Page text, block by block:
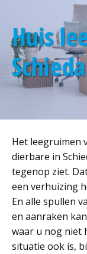
Huis
Het leegruimen
dierbare in
tegenop ziet.
een verhuizing
En alle spullen
en aanraken
waar u nog niet
situatie ook is,